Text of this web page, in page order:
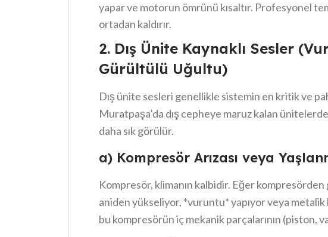
yapar ve motorun ömrünü kısaltır. Profesyonel
ortadan kaldırır.
2. Dış Ünite Kaynaklı Sesler
Gürültülü Uğultu)
Dış ünite sesleri genellikle sistemin en kritik ve
Muratpaşa’da dış cepheye maruz kalan
daha sık görülür.
a) Kompresör Arızası veya
Kompresör, klimanın kalbidir. Eğer kompresörden
aniden yükseliyor, *vuruntu* yapıyor veya metalik
bu kompresörün iç mekanik parçalarının (piston,